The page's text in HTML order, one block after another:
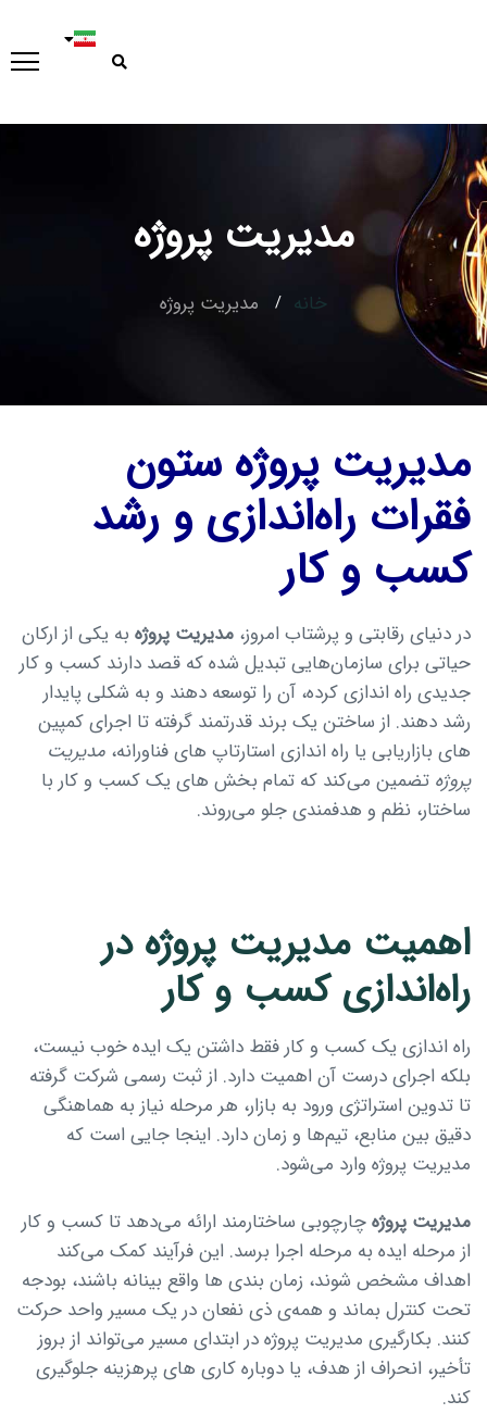
مدیریت پروژه
خانه مدیریت پروژه
مدیریت پروژه ستون
فقرات راه‌اندازی و رشد
کسب و کار
در دنیای رقابتی و پرشتاب امروز، مدیریت پروژه به یکی از ارکان
حیاتی برای سازمان‌هایی تبدیل شده که قصد دارند کسب و کار
جدیدی راه اندازی کرده، آن را توسعه دهند و به شکلی پایدار
رشد دهند. از ساختن یک برند قدرتمند گرفته تا اجرای کمپین
های بازاریابی یا راه اندازی استارتاپ های فناورانه، مدیریت
پروژه تضمین می‌کند که تمام بخش های یک کسب و کار با
ساختار، نظم و هدفمندی جلو می‌روند.
اهمیت مدیریت پروژه در
راه‌اندازی کسب و کار
راه اندازی یک کسب و کار فقط داشتن یک ایده خوب نیست،
بلکه اجرای درست آن اهمیت دارد. از ثبت رسمی شرکت گرفته
تا تدوین استراتژی ورود به بازار، هر مرحله نیاز به هماهنگی
دقیق بین منابع، تیم‌ها و زمان دارد. اینجا جایی است که
مدیریت پروژه وارد می‌شود.
مدیریت پروژهچارچوبی ساختارمند ارائه می‌دهد تا کسب‌ و کار
از مرحله ایده به مرحله اجرا برسد. این فرآیند کمک می‌کند
اهداف مشخص شوند، زمان بندی ها واقع بینانه باشند، بودجه
تحت کنترل بماند و همه‌ی ذی نفعان در یک مسیر واحد حرکت
کنند. بکارگیری مدیریت پروژه در ابتدای مسیر می‌تواند از بروز
تأخیر، انحراف از هدف، یا دوباره کاری های پرهزینه جلوگیری
کند.